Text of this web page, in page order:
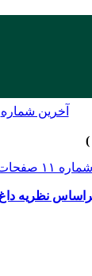
نظریه